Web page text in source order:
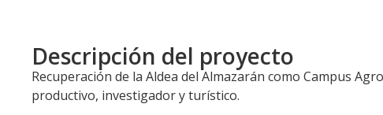
Descripción del proyecto
Recuperación de la Aldea del Almazarán como Campus
productivo, investigador y turístico.